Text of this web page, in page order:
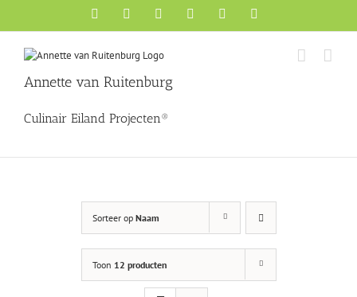
Facebook YouTubeInstagramPinterest
Annette van Ruitenburg
Culinair Eiland Projecten®
Sorteer op Naam
Toon 12 producten